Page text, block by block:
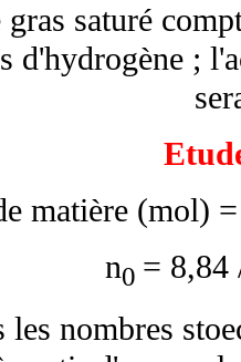
saturé
d'hydrogène ;
matière (mol)
n0 =
les nombres